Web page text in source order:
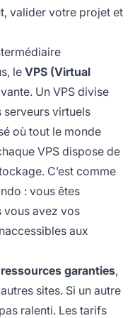
valider votre projet et
le VPS (Virtual
Un VPS divise
serveurs virtuels
où tout le monde
VPS dispose de
C’est comme
: vous êtes
vous avez vos
aux
ressources garanties,
sites. Si un autre
ralenti. Les tarifs